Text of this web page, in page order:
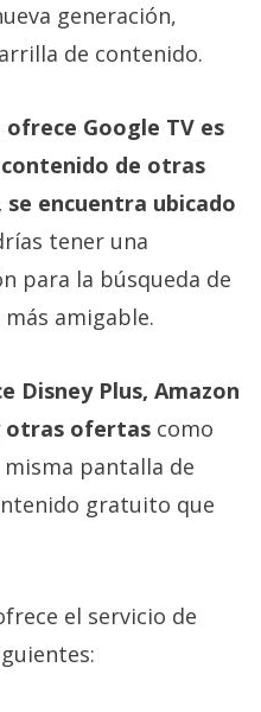
generación,
de contenido.
Google TV es
de otras
encuentra ubicado
tener una
para la búsqueda de
amigable.
Disney Plus, Amazon
otras ofertas como
misma pantalla de
gratuito que
el servicio de